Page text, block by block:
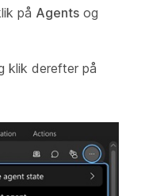
på Agents og
klik derefter på